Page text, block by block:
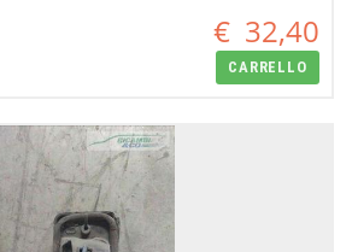
€ 32,40
CARRELLO